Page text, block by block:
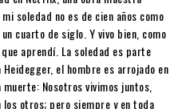
soledad no es de cien años como
cuarto de siglo. Y vivo bien, como
aprendí. La soledad es parte
el hombre es arrojado en
Nosotros vivimos juntos,
los otros; pero siempre y en toda